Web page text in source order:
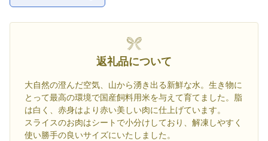
返礼品について
大自然の澄んだ空気、山から湧き出る新鮮な水。生き物に
とって最高の環境で国産飼料用米を与えて育てました。脂
は白く、赤身はより赤い美しい肉に仕上げています。
スライスのお肉はシートで小分けしており、解凍しやすく
使い勝手の良いサイズにいたしました。